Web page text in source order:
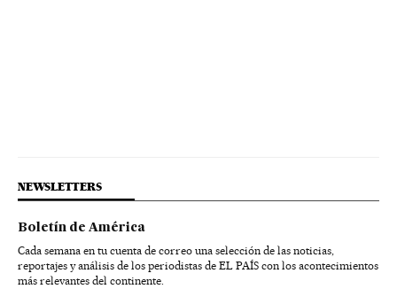
NEWSLETTERS
Boletín de América
Cada semana en tu cuenta de correo una selección de las noticias,
reportajes y análisis de los periodistas de EL PAÍS con los acontecimientos
más relevantes del continente.